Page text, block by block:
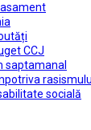
CCJ
saptamanal
socială